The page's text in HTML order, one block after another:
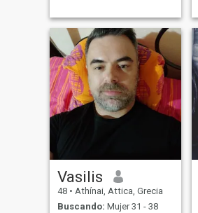
family and child
Vasilis
48 • Athínai, Attica, Grecia
Buscando: Mujer 31 - 38